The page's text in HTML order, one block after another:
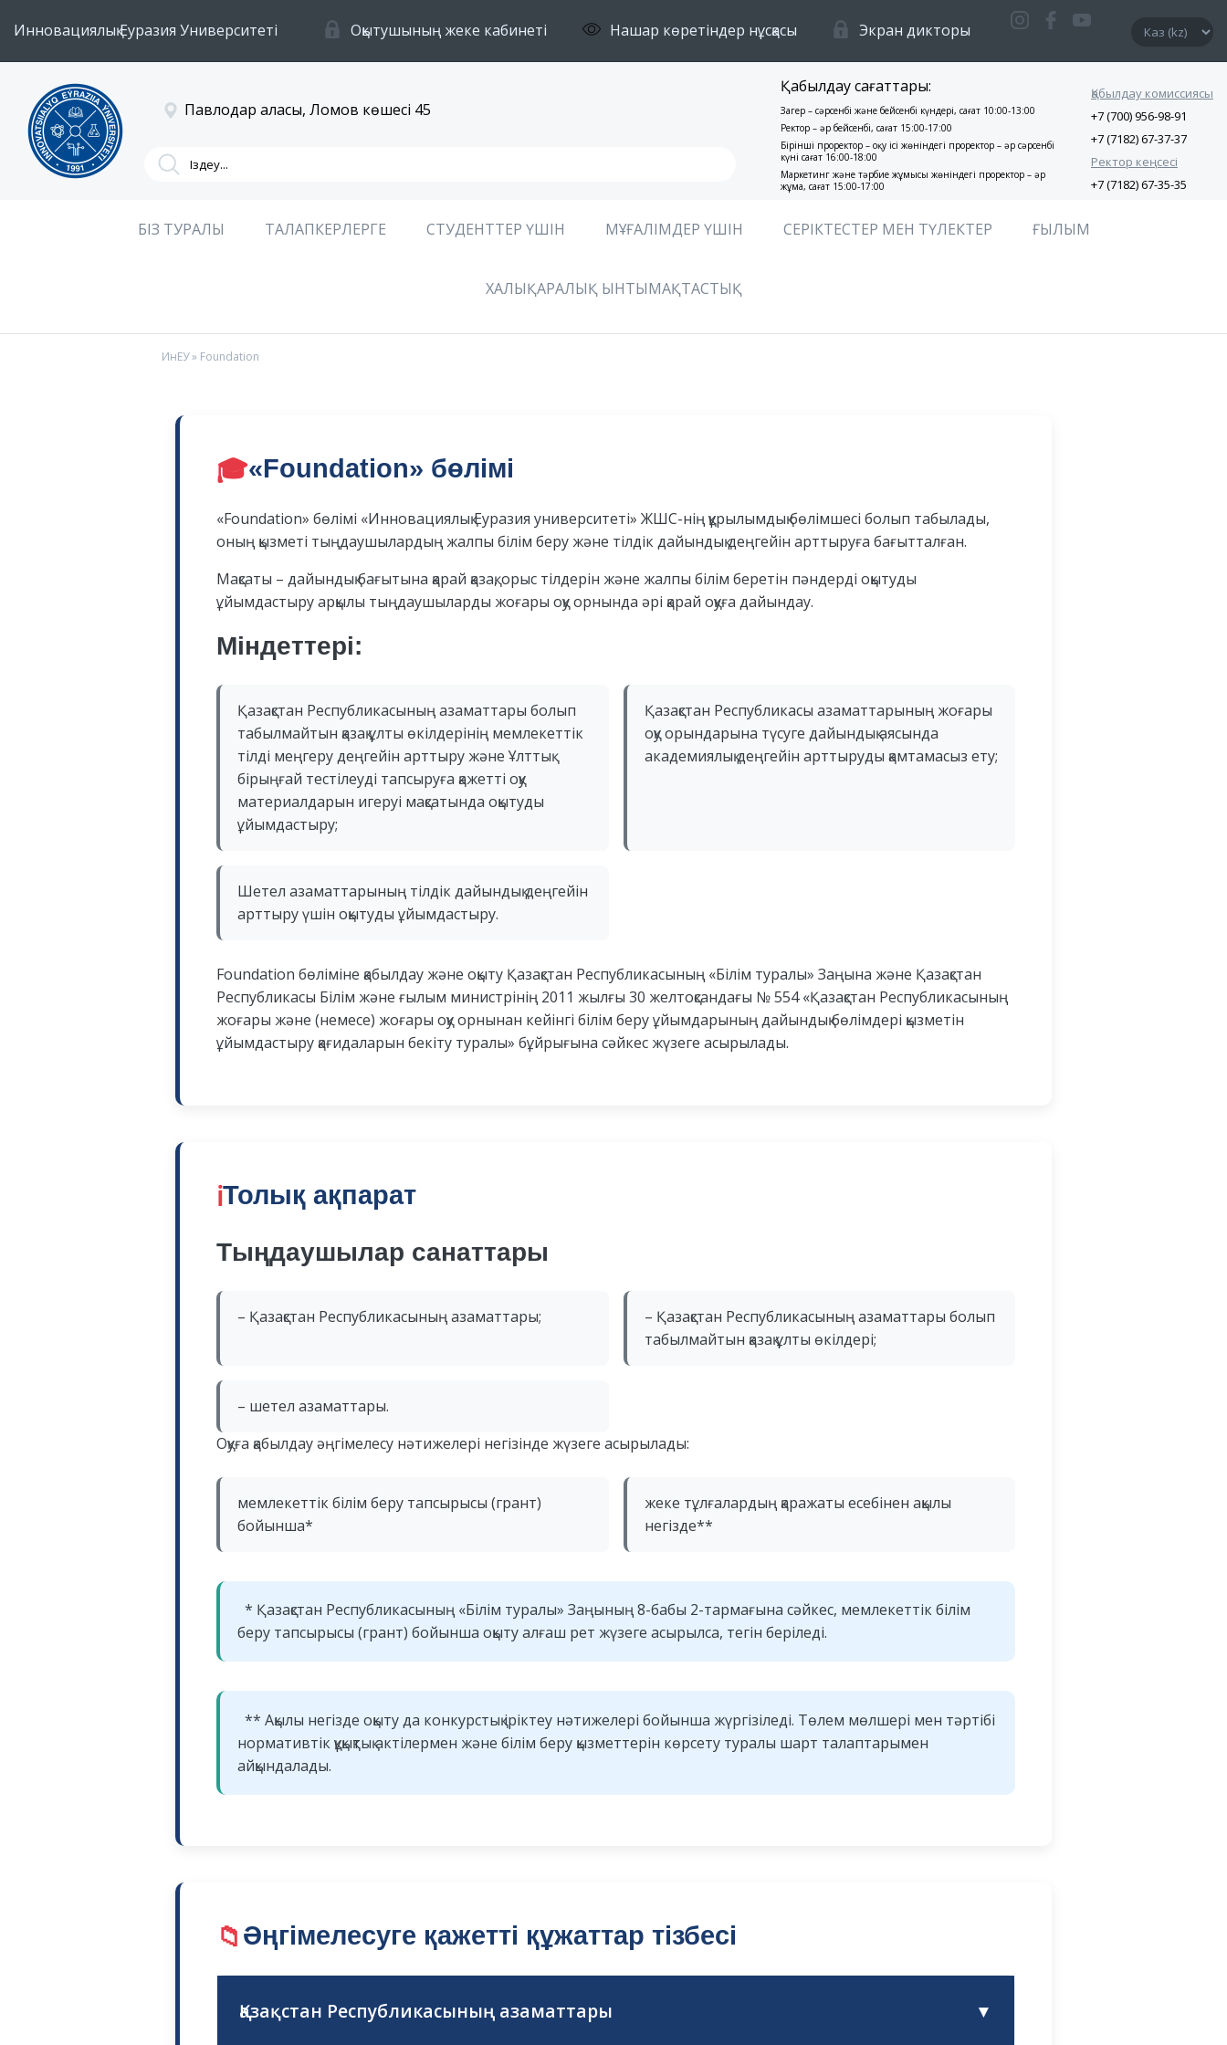
Инновациялық Еуразия Университеті Оқытушының жеке кабинеті Нашар көретіндер нұсқасы Экран дикторы
Павлодар қаласы, Ломов көшесі 45
Қабылдау сағаттары:
Заңгер – сәрсенбі және бейсенбі күндері, сағат 10:00-13:00
Ректор – әр бейсенбі, сағат 15:00-17:00
Бірінші проректор – оқу ісі жөніндегі проректор – әр сәрсенбі
күні сағат 16:00-18:00
Маркетинг және тәрбие жұмысы жөніндегі проректор – әр
жұма, сағат 15:00-17:00
Қабылдау комиссиясы
+7 (700) 956-98-91
+7 (7182) 67-37-37
Ректор кеңсесі
+7 (7182) 67-35-35
БІЗ ТУРАЛЫ ТАЛАПКЕРЛЕРГЕ СТУДЕНТТЕР ҮШІН МҰҒАЛІМДЕР ҮШІН СЕРІКТЕСТЕР МЕН ТҮЛЕКТЕР ҒЫЛЫМ
ХАЛЫҚАРАЛЫҚ ЫНТЫМАҚТАСТЫҚ
ИнЕУ» Foundation
🎓«Foundation» бөлімі
«Foundation» бөлімі «Инновациялық Еуразия университеті» ЖШС-нің құрылымдық бөлімшесі болып табылады,
оның қызметі тыңдаушылардың жалпы білім беру және тілдік дайындық деңгейін арттыруға бағытталған.
Мақсаты – дайындық бағытына қарай қазақ, орыс тілдерін және жалпы білім беретін пәндерді оқытуды
ұйымдастыру арқылы тыңдаушыларды жоғары оқу орнында әрі қарай оқуға дайындау.
Міндеттері:
Қазақстан Республикасының азаматтары болып
табылмайтын қазақ ұлты өкілдерінің мемлекеттік
тілді меңгеру деңгейін арттыру және Ұлттық
бірыңғай тестілеуді тапсыруға қажетті оқу
материалдарын игеруі мақсатында оқытуды
ұйымдастыру;
Қазақстан Республикасы азаматтарының жоғары
оқу орындарына түсуге дайындық аясында
академиялық деңгейін арттыруды қамтамасыз ету;
Шетел азаматтарының тілдік дайындық деңгейін
арттыру үшін оқытуды ұйымдастыру.
Foundation бөліміне қабылдау және оқыту Қазақстан Республикасының «Білім туралы» Заңына және Қазақстан
Республикасы Білім және ғылым министрінің 2011 жылғы 30 желтоқсандағы № 554 «Қазақстан Республикасының
жоғары және (немесе) жоғары оқу орнынан кейінгі білім беру ұйымдарының дайындық бөлімдері қызметін
ұйымдастыру қағидаларын бекіту туралы» бұйрығына сәйкес жүзеге асырылады.
ℹ️Толық ақпарат
Тыңдаушылар санаттары
– Қазақстан Республикасының азаматтары;
– Қазақстан Республикасының азаматтары болып
табылмайтын қазақ ұлты өкілдері;
– шетел азаматтары.
Оқуға қабылдау әңгімелесу нәтижелері негізінде жүзеге асырылады:
мемлекеттік білім беру тапсырысы (грант)
бойынша*
жеке тұлғалардың қаражаты есебінен ақылы
негізде**
* Қазақстан Республикасының «Білім туралы» Заңының 8-бабы 2-тармағына сәйкес, мемлекеттік білім
беру тапсырысы (грант) бойынша оқыту алғаш рет жүзеге асырылса, тегін беріледі.
** Ақылы негізде оқыту да конкурстық іріктеу нәтижелері бойынша жүргізіледі. Төлем мөлшері мен тәртібі
нормативтік құқықтық актілермен және білім беру қызметтерін көрсету туралы шарт талаптарымен
айқындалады.
📁 Әңгімелесуге қажетті құжаттар тізбесі
Қазақстан Республикасының азаматтары ▼